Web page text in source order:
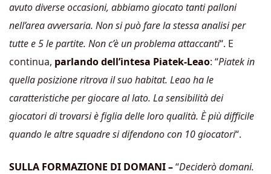
avuto diverse occasioni, abbiamo giocato tanti palloni
nell’area avversaria. Non si può fare la stessa analisi per
tutte e 5 le partite. Non c’è un problema attaccanti“. E
continua, parlando dell’intesa Piatek-Leao: “Piatek in
quella posizione ritrova il suo habitat. Leao ha le
caratteristiche per giocare al lato. La sensibilità dei
giocatori di trovarsi è figlia delle loro qualità. È più difficile
quando le altre squadre si difendono con 10 giocatori“.
SULLA FORMAZIONE DI DOMANI –“Deciderò domani.